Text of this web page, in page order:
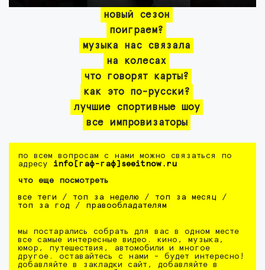
новый сезон
поиграем?
музыка нас связала
на колесах
что говорят карты?
как это по-русски?
лучшие спортивные шоу
все импровизаторы
по всем вопросам с нами можно связаться по
адресу info[гаф-гаф]seeitnow.ru
что еще посмотреть
все теги / топ за неделю / топ за месяц /
топ за год / правообладателям
мы постарались собрать для вас в одном месте
все самые интересные видео. кино, музыка,
юмор, путешествия, автомобили и многое
другое. оставайтесь с нами - будет интересно!
добавляйте в закладки сайт, добавляйте в